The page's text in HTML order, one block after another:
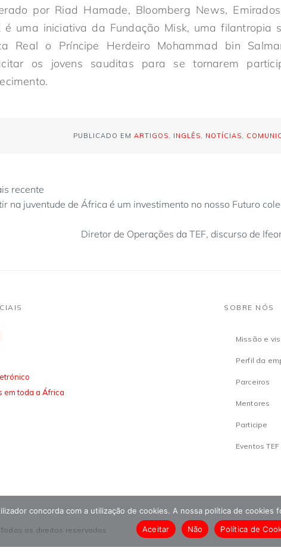
por Riad Hamade, Bloomberg News,
é uma iniciativa da Fundação Misk, uma filantropia
Real o Príncipe Herdeiro Mohammad bin
os jovens sauditas para se tornarem
PUBLICADO EM ARTIGOS, INGLÊS, NOTÍCIAS,
recente
na juventude de África é um investimento no nosso Futuro
Diretor de Operações da TEF, discurso de
em toda a África
SOBRE NÓS
Missão e
Perfil da
Parceiros
Mentores
Participe
Eventos TEF
os direitos reservados
concorda com a utilização de cookies. A nossa política de
Aceitar
Não Política de